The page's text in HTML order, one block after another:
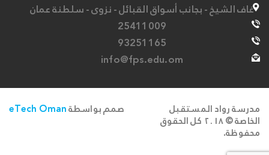
غاف الشيخ - بجانب أسواق القبائل - نزوى - سلطنة عمان
25411009
93251165
info@fps.edu.om
صمم بواسطةeTech Oman مدرسة رواد المستقبل
الخاصة © ۲۰۱۸ كل الحقوق
محفوظة.